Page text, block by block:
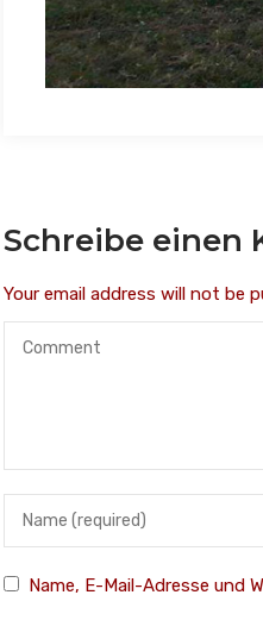
Schreibe einen
Your email address will not be
Name, E-Mail-Adresse und